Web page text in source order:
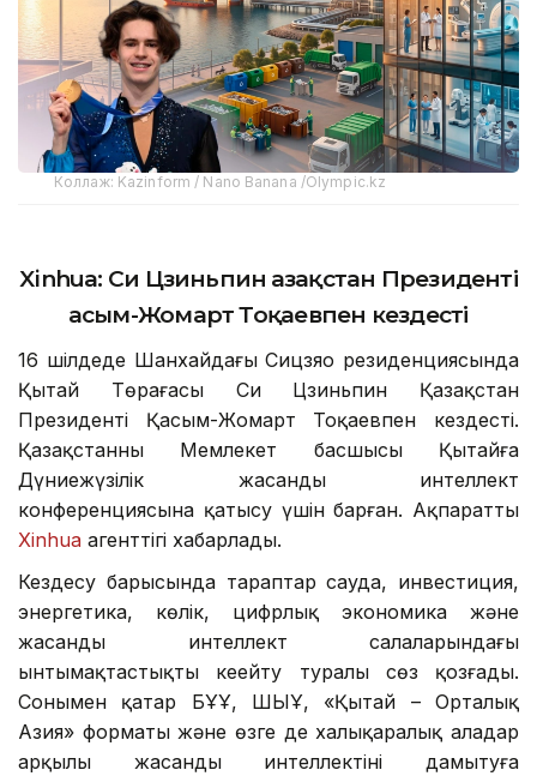
Коллаж: Kazinform / Nano Banana /Olympic.kz
Xinhua: Си Цзиньпин Қазақстан Президенті
Қасым-Жомарт Тоқаевпен кездесті
16 шілдеде Шанхайдағы Сицзяо резиденциясында
Қытай Төрағасы Си Цзиньпин Қазақстан
Президенті Қасым-Жомарт Тоқаевпен кездесті.
Қазақстанның Мемлекет басшысы Қытайға
Дүниежүзілік жасанды интеллект
конференциясына қатысу үшін барған. Ақпаратты
Xinhua агенттігі хабарлады.
Кездесу барысында тараптар сауда, инвестиция,
энергетика, көлік, цифрлық экономика және
жасанды интеллект салаларындағы
ынтымақтастықты кеңейту туралы сөз қозғады.
Сонымен қатар БҰҰ, ШЫҰ, «Қытай – Орталық
Азия» форматы және өзге де халықаралық алаңдар
арқылы жасанды интеллектіні дамытуға